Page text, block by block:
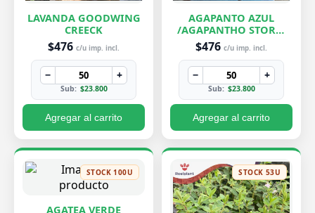
LAVANDA GOODWING
CREECK
$476 c/u imp. incl.
− +
Sub: $23.800
Agregar al carrito
AGAPANTO AZUL
/AGAPANTHO STORM
CLOUD
$476 c/u imp. incl.
− +
Sub: $23.800
Agregar al carrito
STOCK 100U
AGATEA VERDE
STOCK 53U